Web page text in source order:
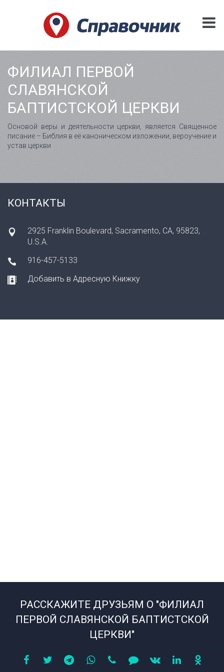
ФИЛИАЛ ПЕРВОЙ
СЛАВЯНСКОЙ
БАПТИСТСКОЙ ЦЕРКВИ
Основой веры и деятельности церкви, является Священное
писание – Библия в eё каноническом изложении, вероучение и
устав церкви
КОНТАКТЫ
2925 Franklin Boulevard, Sacramento, CA, 95823,
U.S.A.
916-457-5133
Добавить в Адресную Книжку
РАССКАЖИТЕ ДРУЗЬЯМ О "ФИЛИАЛ
ПЕРВОЙ СЛАВЯНСКОЙ БАПТИСТСКОЙ
ЦЕРКВИ"